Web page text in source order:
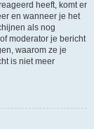
heeft, komt er
en wanneer je het
als nog
moderator je bericht
waarom ze je
is niet meer